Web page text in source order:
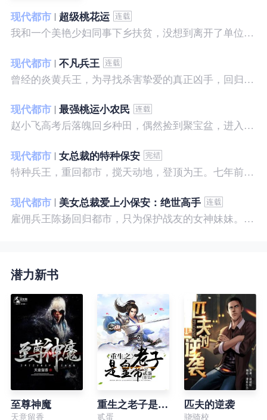
现代都市
超级桃花运
我和一个美艳少妇同事下乡扶贫，没想到离开了单位之后，她就性格大变……
现代都市
不凡兵王
曾经的炎黄兵王，为寻找杀害挚爱的真正凶手，回归都市，开始了一段精彩绝伦的征程。
现代都市
最强桃运小农民
赵小飞高考后落魄回乡种田，偶然捡到聚宝盆，进入聚宝洞，从此开启了发家致富、拳打村霸、坐拥美女的桃运巅峰人生！
现代都市
女总裁的特种保安
特种兵王，重回都市，搅天动地，登顶为王。七年前，他是社会底层的小混混，七年后，他是经历过战与火考验的特种兵王。
现代都市
美女总裁爱上小保安：绝世高手
雇佣兵王陈扬回归都市，只为保护战友的女神妹妹。繁华都市里，陈扬如鱼得水，，逍遥自在。
潜力新书
至尊神魔
天意留香
重生之老子是皇帝
贰蛋
匹夫的逆袭
骁骑校